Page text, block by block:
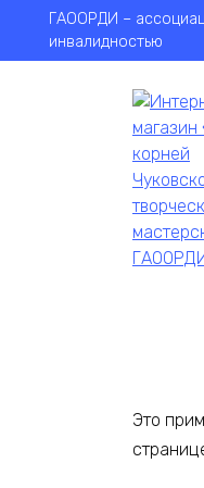
Перейти
содержанию
ГАООРДИ –
инвалидностью
Это